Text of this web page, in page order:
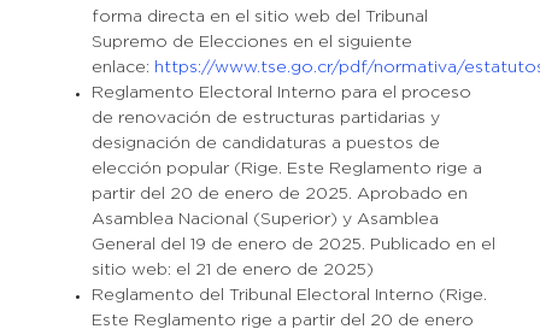
forma directa en el sitio web del Tribunal
Supremo de Elecciones en el siguiente
enlace: https://www.tse.go.cr/pdf/normativa/
Reglamento Electoral Interno para el proceso
de renovación de estructuras partidarias y
designación de candidaturas a puestos de
elección popular (Rige. Este Reglamento rige a
partir del 20 de enero de 2025. Aprobado en
Asamblea Nacional (Superior) y Asamblea
General del 19 de enero de 2025. Publicado en el
sitio web: el 21 de enero de 2025)
Reglamento del Tribunal Electoral Interno (Rige.
Este Reglamento rige a partir del 20 de enero